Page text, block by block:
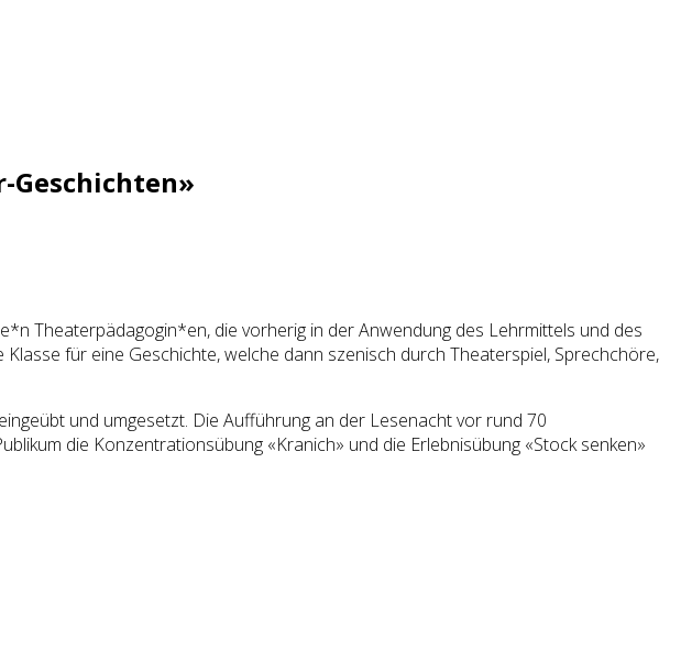
Geschichten»
Theaterpädagogin*en, die vorherig in der Anwendung des Lehrmittels und des
für eine Geschichte, welche dann szenisch durch Theaterspiel, Sprechchöre,
und umgesetzt. Die Aufführung an der Lesenacht vor rund 70
die Konzentrationsübung «Kranich» und die Erlebnisübung «Stock senken»